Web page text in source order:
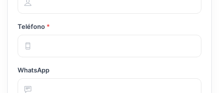
Teléfono *
WhatsApp